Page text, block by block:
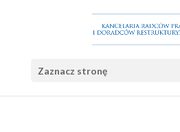
Zaznacz stronę